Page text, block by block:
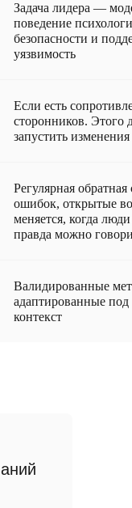
Задача лидера —
поведение
безопасности и
уязвимость
Если есть
сторонников. Этого
запустить изменения
Регулярная
ошибок, открытые
меняется, когда
правда можно
Валидированные
адаптированные
контекст